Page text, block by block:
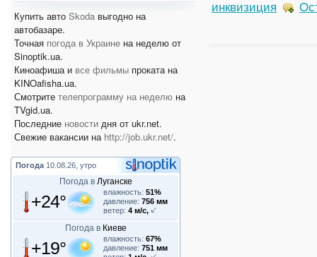
Купить авто Skoda выгодно на
автобазаре.
Точная погода в Украине на неделю от
Sinoptik.ua.
Киноафиша и все фильмы проката на
KINOafisha.ua.
Смотрите телепрограмму на неделю на
TVgid.ua.
Последние новости дня от ukr.net.
Свежие вакансии на http://job.ukr.net/.
Погода 10.08.26, утро
Погода в Луганске
+24° влажность: 51%
давление: 756 мм
ветер: 4 м/с,
Погода в Киеве
+19° влажность: 67%
давление: 751 мм
инквизиция